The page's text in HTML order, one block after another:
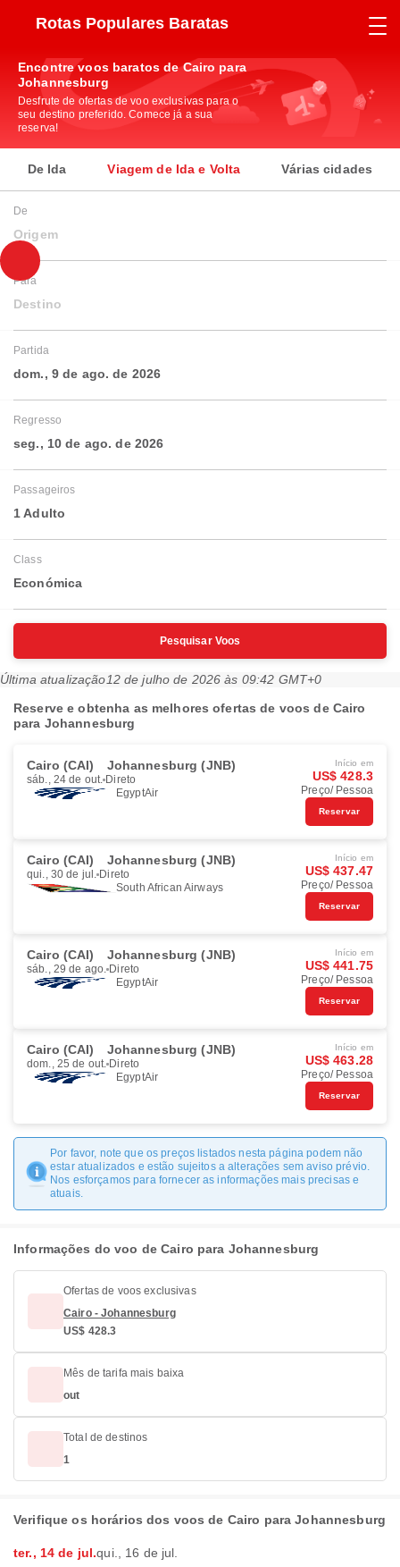
Rotas Populares Baratas
Encontre voos baratos de Cairo para
Johannesburg
Desfrute de ofertas de voo exclusivas para o
seu destino preferido. Comece já a sua
reserva!
De Ida Viagem de Ida e Volta Várias cidades
De
Origem
Para
Destino
Partida
dom., 9 de ago. de 2026
Regresso
seg., 10 de ago. de 2026
Passageiros
1 Adulto
Class
Económica
Pesquisar Voos
Última atualização12 de julho de 2026 às 09:42 GMT+0
Reserve e obtenha as melhores ofertas de voos de Cairo
para Johannesburg
Cairo (CAI) Johannesburg (JNB)
sáb., 24 de out. Direto
EgyptAir
Início em
US$ 428.3
Preço/ Pessoa
Reservar
Cairo (CAI) Johannesburg (JNB)
qui., 30 de jul. Direto
South African Airways
Início em
US$ 437.47
Preço/ Pessoa
Reservar
Cairo (CAI) Johannesburg (JNB)
sáb., 29 de ago. Direto
EgyptAir
Início em
US$ 441.75
Preço/ Pessoa
Reservar
Cairo (CAI) Johannesburg (JNB)
dom., 25 de out. Direto
EgyptAir
Início em
US$ 463.28
Preço/ Pessoa
Reservar
Por favor, note que os preços listados nesta página podem não
estar atualizados e estão sujeitos a alterações sem aviso prévio.
Nos esforçamos para fornecer as informações mais precisas e
atuais.
Informações do voo de Cairo para Johannesburg
Ofertas de voos exclusivas
Cairo - Johannesburg
US$ 428.3
Mês de tarifa mais baixa
out
Total de destinos
1
Verifique os horários dos voos de Cairo para Johannesburg
ter., 14 de jul.qui., 16 de jul.